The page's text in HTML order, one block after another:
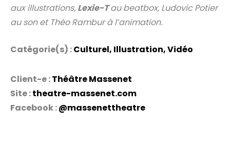
aux illustrations, Lexie-Tau beatbox, Ludovic Potier
au son et Théo Rambur à l’animation.
Catégorie(s) :Culturel, Illustration,Vidéo
Client-e :Théâtre Massenet
Site :theatre-massenet.com
Facebook :@massenettheatre